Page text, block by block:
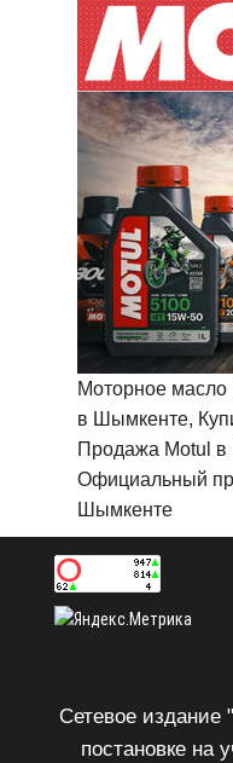
Моторное масло
в Шымкенте,
Продажа Motul
Официальный
Шымкенте
Сетевое издание
постановке на